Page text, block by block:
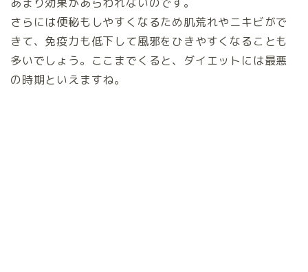
あまり効果があらわれないのです。
さらには便秘もしやすくなるため肌荒れやニキビがで
きて、免疫力も低下して風邪をひきやすくなることも
多いでしょう。ここまでくると、ダイエットには最悪
の時期といえますね。